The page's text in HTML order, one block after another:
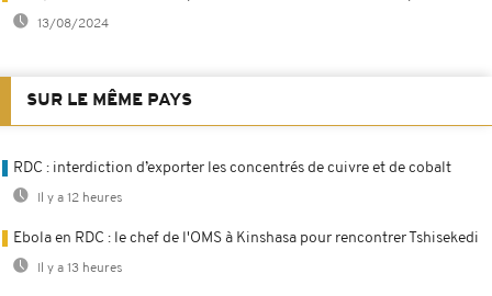
13/08/2024
SUR LE MÊME PAYS
RDC : interdiction d’exporter les concentrés de cuivre et de cobalt
Il y a 12 heures
Ebola en RDC : le chef de l'OMS à Kinshasa pour rencontrer Tshisekedi
Il y a 13 heures